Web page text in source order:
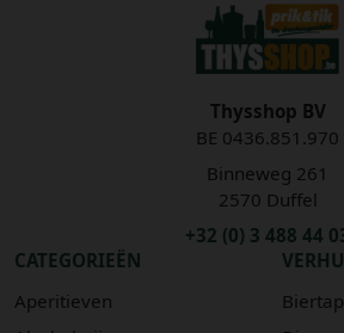
Thysshop BV
BE 0436.851.970
Binneweg 261
2570 Duffel
+32 (0) 3 488 44
CATEGORIEËN
Aperitieven
Biertap